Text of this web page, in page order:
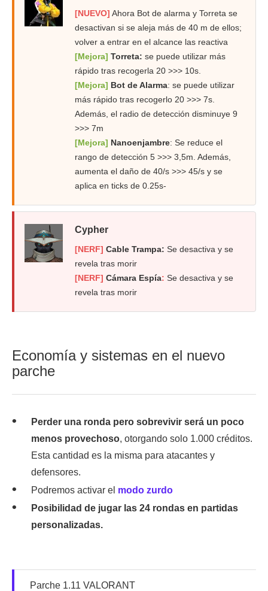
[NUEVO] Ahora Bot de alarma y Torreta se
desactivan si se aleja más de 40 m de ellos;
volver a entrar en el alcance las reactiva
[Mejora] Torreta: se puede utilizar más
rápido tras recogerla 20 >>> 10s.
[Mejora] Bot de Alarma: se puede utilizar
más rápido tras recogerlo 20 >>> 7s.
Además, el radio de detección disminuye 9
>>> 7m
[Mejora] Nanoenjambre: Se reduce el
rango de detección 5 >>> 3,5m. Además,
aumenta el daño de 40/s >>> 45/s y se
aplica en ticks de 0.25s-
Cypher
[NERF] Cable Trampa: Se desactiva y se
revela tras morir
[NERF] Cámara Espía: Se desactiva y se
revela tras morir
Economía y sistemas en el nuevo
parche
Perder una ronda pero sobrevivir será un poco
menos provechoso, otorgando solo 1.000 créditos.
Esta cantidad es la misma para atacantes y
defensores.
Podremos activar el modo zurdo
Posibilidad de jugar las 24 rondas en partidas
personalizadas.
Parche 1.11 VALORANT